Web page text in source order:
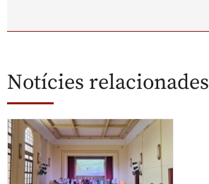
Notícies relacionades